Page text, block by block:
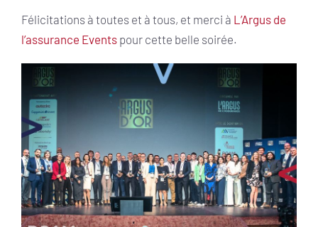
Félicitations à toutes et à tous, et merci à L’Argus de
l’assurance Events pour cette belle soirée.